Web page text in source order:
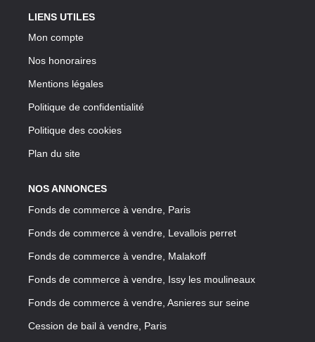
LIENS UTILES
Mon compte
Nos honoraires
Mentions légales
Politique de confidentialité
Politique des cookies
Plan du site
NOS ANNONCES
Fonds de commerce à vendre, Paris
Fonds de commerce à vendre, Levallois perret
Fonds de commerce à vendre, Malakoff
Fonds de commerce à vendre, Issy les moulineaux
Fonds de commerce à vendre, Asnieres sur seine
Cession de bail à vendre, Paris